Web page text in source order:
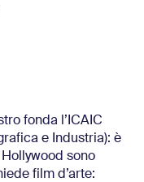
fonda l’ICAIC
e Industria): è
sono
film d’arte: